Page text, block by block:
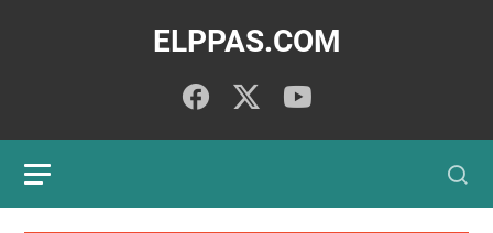
ELPPAS.COM